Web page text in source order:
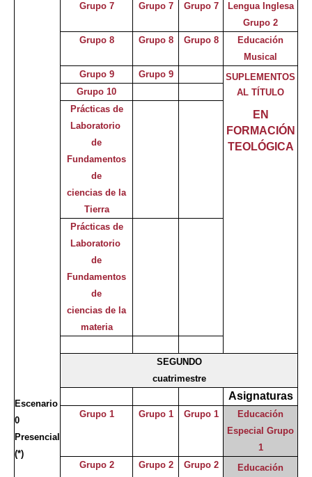
Escenario
0
Presencial
(*)
Grupo 7
Grupo 7 Grupo 7
Lengua Inglesa
Grupo 2
Grupo 8
Grupo 8 Grupo 8
Educación
Musical
Grupo 9
Grupo 9
SUPLEMENTOS
AL TÍTULO
EN
FORMACIÓN
TEOLÓGICA
Grupo 10
Prácticas de
Laboratorio
de
Fundamentos
de
ciencias de la
Tierra
Prácticas de
Laboratorio
de
Fundamentos
de
ciencias de la
materia
SEGUNDO
cuatrimestre
Asignaturas
Grupo 1 Grupo 1 Grupo 1
Educación
Especial Grupo
1
Grupo 2
Grupo 2 Grupo 2
Educación